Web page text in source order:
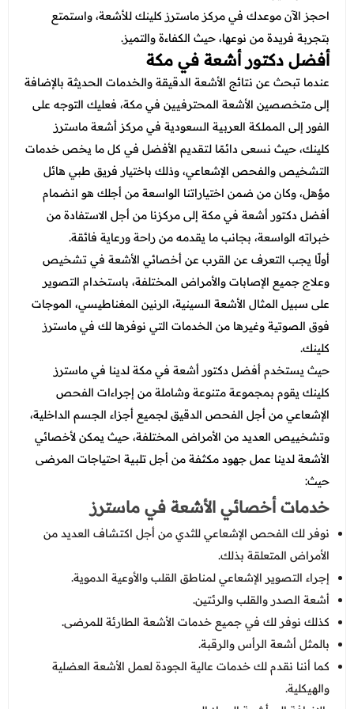
عروض العناية بالشعر
عروض الرجال
عروض جراحات التجميل
عروض قسم الطوارئ
عروض المختبر
عروض الاشعة
عروض الباطنة
عروض العظام
عروض الانف والاذن والحنجرة
عروض العلاج الطبيعي
احجز الآن موعدك في مركز ماسترز كلينك للأشعة، واستمتع
بتجربة فريدة من نوعها، حيث الكفاءة والتميز.
أفضل دكتور أشعة في مكة
عندما تبحث عن نتائج الأشعة الدقيقة والخدمات الحديثة بالإضافة
إلى متخصصين الأشعة المحترفيين في مكة، فعليك التوجه على
الفور إلى المملكة العربية السعودية في مركز أشعة ماسترز
كلينك، حيث نسعى دائمًا لتقديم الأفضل في كل ما يخص خدمات
التشخيص والفحص الإشعاعي، وذلك باختيار فريق طبي هائل
مؤهل، وكان من ضمن اختياراتنا الواسعة من أجلك هو انضمام
أفضل دكتور أشعة في مكة إلى مركزنا من أجل الاستفادة من
خبراته الواسعة، بجانب ما يقدمه من راحة ورعاية فائقة.
أولًا يجب التعرف عن القرب عن أخصائي الأشعة في تشخيص
وعلاج جميع الإصابات والأمراض المختلفة، باستخدام التصوير
على سبيل المثال الأشعة السينية، الرنين المغناطيسي، الموجات
فوق الصوتية وغيرها من الخدمات التي نوفرها لك في ماسترز
كلينك.
حيث يستخدم أفضل دكتور أشعة في مكة لدينا في ماسترز
كلينك يقوم بمجموعة متنوعة وشاملة من إجراءات الفحص
الإشعاعي من أجل الفحص الدقيق لجميع أجزاء الجسم الداخلية،
وتشخييص العديد من الأمراض المختلفة، حيث يمكن لأخصائي
الأشعة لدينا عمل جهود مكثفة من أجل تلبية احتياجات المرضى
حيث:
خدمات أخصائي الأشعة في ماسترز
نوفر لك الفحص الإشعاعي للثدي من أجل اكتشاف العديد من
الأمراض المتعلقة بذلك.
إجراء التصوير الإشعاعي لمناطق القلب والأوعية الدموية.
أشعة الصدر والقلب والرئتين.
كذلك نوفر لك في جميع خدمات الأشعة الطارئة للمرضى.
بالمثل أشعة الرأس والرقبة.
كما أننا نقدم لك خدمات عالية الجودة لعمل الأشعة العضلية
والهيكلية.